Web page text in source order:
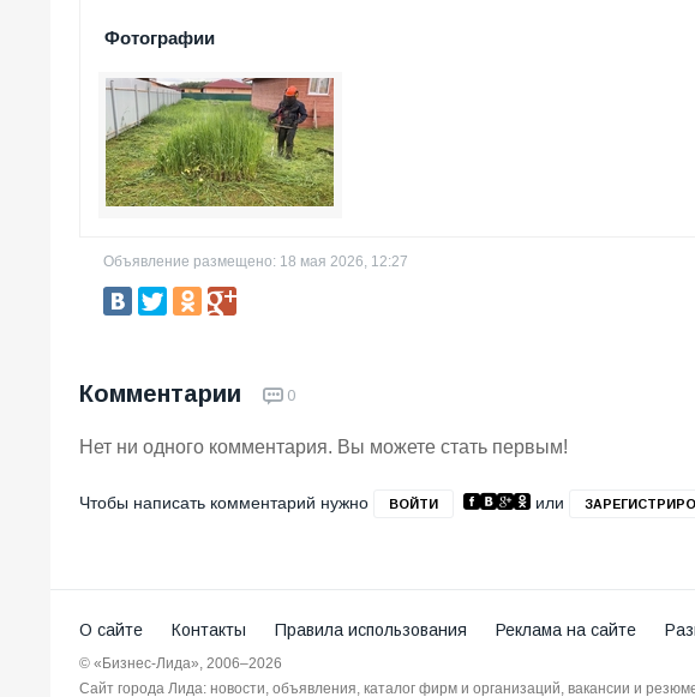
Фотографии
Объявление размещено: 18 мая 2026, 12:27
Комментарии 0
Нет ни одного комментария. Вы можете стать первым!
Чтобы написать комментарий нужно ВОЙТИ или
О сайте Контакты Правила использования Реклама на сайте
© «Бизнес-Лида», 2006–2026
Сайт города Лида: новости, объявления, каталог фирм и организаций, вакансии и